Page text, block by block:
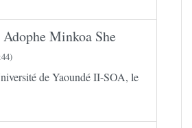
Minkoa She
de Yaoundé II-SOA, le